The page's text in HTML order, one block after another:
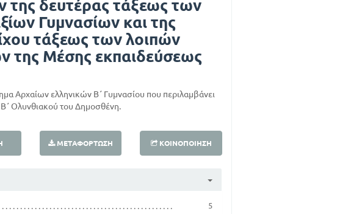
της δευτέρας τάξεως των
Γυμνασίων και της
τάξεως των λοιπών
της Μέσης εκπαιδεύσεως
Αρχαίων ελληνικών Β΄ Γυμνασίου που περιλαμβάνει
Ολυνθιακού του Δημοσθένη.
ΜΕΤΑΦΌΡΤΩΣΗ ΚΟΙΝΟΠΟΊΗΣΗ
5